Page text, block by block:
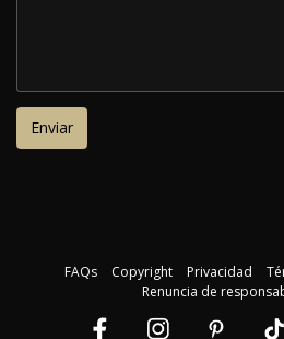
FAQs Copyright Privacidad
Renuncia de